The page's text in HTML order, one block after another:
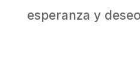
esperanza y